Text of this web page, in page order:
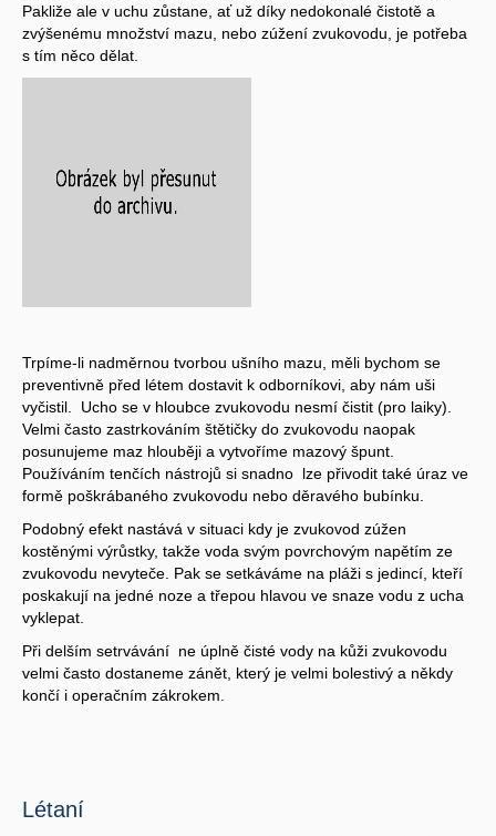
Pakliže ale v uchu zůstane, ať už díky nedokonalé čistotě a
zvýšenému množství mazu, nebo zúžení zvukovodu, je potřeba
s tím něco dělat.
Trpíme-li nadměrnou tvorbou ušního mazu, měli bychom se
preventivně před létem dostavit k odborníkovi, aby nám uši
vyčistil. Ucho se v hloubce zvukovodu nesmí čistit (pro laiky).
Velmi často zastrkováním štětičky do zvukovodu naopak
posunujeme maz hlouběji a vytvoříme mazový špunt.
Používáním tenčích nástrojů si snadno lze přivodit také úraz ve
formě poškrábaného zvukovodu nebo děravého bubínku.
Podobný efekt nastává v situaci kdy je zvukovod zúžen
kostěnými výrůstky, takže voda svým povrchovým napětím ze
zvukovodu nevyteče. Pak se setkáváme na pláži s jedincí, kteří
poskakují na jedné noze a třepou hlavou ve snaze vodu z ucha
vyklepat.
Při delším setrvávání ne úplně čisté vody na kůži zvukovodu
velmi často dostaneme zánět, který je velmi bolestivý a někdy
končí i operačním zákrokem.
Létaní